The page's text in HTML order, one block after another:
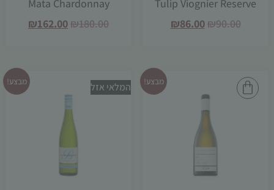
Tulip Viognier Reserve
₪90.00
₪86.00
Mata Chardonnay
₪180.00
₪162.00
מבצע! מבצע! המלאי אזל